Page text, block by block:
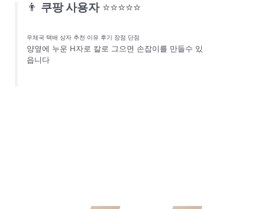
👨 쿠팡 사용자 ⭐⭐⭐⭐⭐
우체국 택배 상자 추천 이유 후기 장점 단점
양옆에 누운 H자로 칼로 그으면 손잡이를 만들수 있
읍니다